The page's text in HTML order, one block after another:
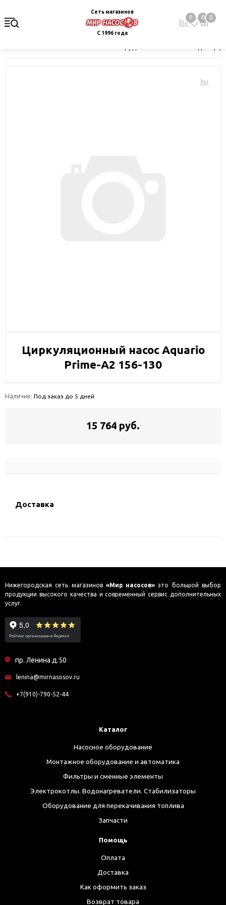
Сеть магазинов
С 1996 года
0 0 0
Циркуляционный насос Aquario
Prime-A2 156-130
Наличие: Под заказ до 5 дней
15 764 руб.
Доставка
Нижегородская сеть магазинов «Мир насосов» это большой выбор
продукции высокого качества и современный сервис дополнительных
услуг.
пр. Ленина д.50
lenina@mirnasosov.ru
+7(910)-790-52-44
Каталог
Насосное оборудование
Монтажное оборудование и автоматика
Фильтры и сменные элементы
Электрокотлы. Водонагреватели. Стабилизаторы
Оборудование для перекачивания топлива
Запчасти
Помощь
Оплата
Доставка
Как оформить заказ
Возврат товара